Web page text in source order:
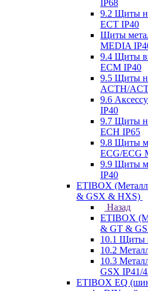
IP68
9.2 Щиты
ECT IP40
Щиты
MEDIA
9.4 Щиты
ECМ IP40
9.5 Щиты
ACTH/
9.6
IP40
9.7 Щиты
ECH IP65
9.8 Щиты
ECG/ECG
9.9 Щиты
IP40
ETIBOX
& GSX & HXS)
Назад
ETIBOX
& GT &
10.1 Щиты
10.2
10.3
GSX IP41/
ETIBOX EQ